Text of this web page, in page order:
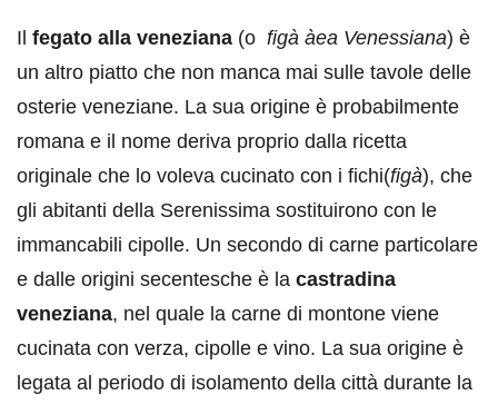
Il fegato alla veneziana (o figà àea Venessiana) è
un altro piatto che non manca mai sulle tavole delle
osterie veneziane. La sua origine è probabilmente
romana e il nome deriva proprio dalla ricetta
originale che lo voleva cucinato con i fichi(figà), che
gli abitanti della Serenissima sostituirono con le
immancabili cipolle. Un secondo di carne particolare
e dalle origini secentesche è la castradina
veneziana, nel quale la carne di montone viene
cucinata con verza, cipolle e vino. La sua origine è
legata al periodo di isolamento della città durante la